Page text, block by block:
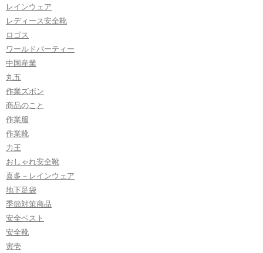
レインウェア
レディース安全靴
ロゴス
ワールドパーティー
中国産業
丸五
作業ズボン
商品のこと
作業服
作業靴
力王
おしゃれ安全靴
喜多－レインウェア
地下足袋
季節対策商品
安全ベスト
安全靴
寅壱